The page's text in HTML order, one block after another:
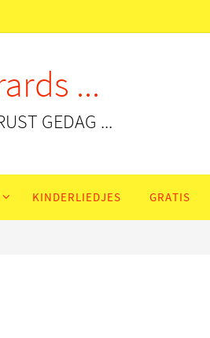
...
GEDAG ...
KINDERLIEDJES GRATIS